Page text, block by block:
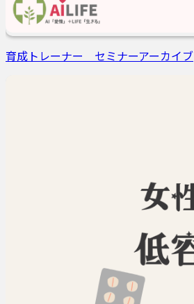
育成トレーナー セミナーアーカイブ